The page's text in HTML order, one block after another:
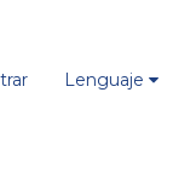
Lenguaje